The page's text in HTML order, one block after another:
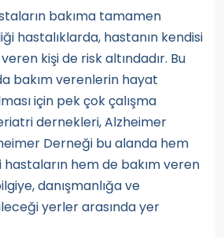
bakıma tamamen
hastalıklarda, hastanın kendisi
kişi de risk altındadır. Bu
bakım verenlerin hayat
için pek çok çalışma
dernekleri, Alzheimer
Derneği bu alanda hem
hem de bakım veren
danışmanlığa ve
yerler arasında yer